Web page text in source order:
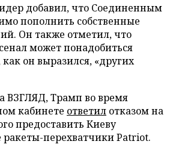
добавил, что Соединенным
пополнить собственные
Он также отметил, что
может понадобиться
он выразился, «других
ВЗГЛЯД, Трамп во время
кабинете ответил отказом на
предоставить Киеву
перехватчики Patriot.